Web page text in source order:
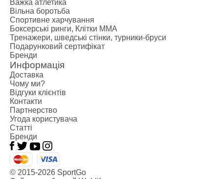
Важка атлетика
Вільна боротьба
Спортивне харчування
Боксерські ринги, Клітки ММА
Тренажери, шведські стінки, турники-бруси
Подарунковий сертифікат
Бренди
Информація
Доставка
Чому ми?
Відгуки клієнтів
Контакти
Партнерство
Угода користувача
Статті
Бренди
© 2015-2026 SportGo